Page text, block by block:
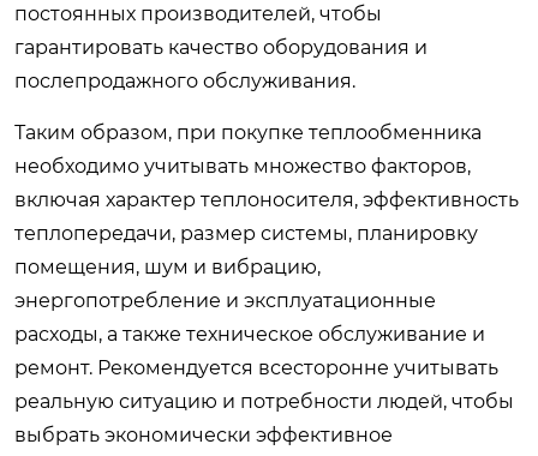
постоянных производителей, чтобы
гарантировать качество оборудования и
послепродажного обслуживания.
Таким образом, при покупке теплообменника
необходимо учитывать множество факторов,
включая характер теплоносителя, эффективность
теплопередачи, размер системы, планировку
помещения, шум и вибрацию,
энергопотребление и эксплуатационные
расходы, а также техническое обслуживание и
ремонт. Рекомендуется всесторонне учитывать
реальную ситуацию и потребности людей, чтобы
выбрать экономически эффективное